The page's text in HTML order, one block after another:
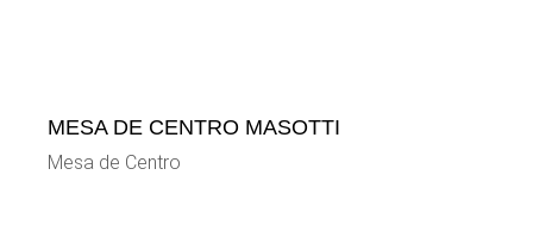
MESA DE CENTRO MASOTTI
Mesa de Centro